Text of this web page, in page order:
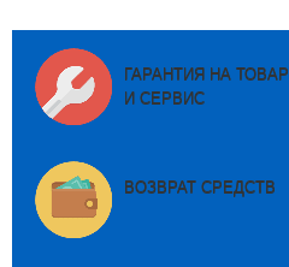
ГАРАНТИЯ НА ТОВАР
И СЕРВИС
ВОЗВРАТ СРЕДСТВ